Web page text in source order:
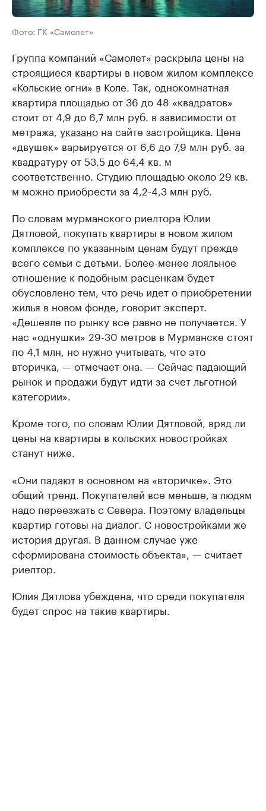
Фото: ГК «Самолет»
Группа компаний «Самолет» раскрыла цены на
строящиеся квартиры в новом жилом комплексе
«Кольские огни» в Коле. Так, однокомнатная
квартира площадью от 36 до 48 «квадратов»
стоит от 4,9 до 6,7 млн руб. в зависимости от
метража, указано на сайте застройщика. Цена
«двушек» варьируется от 6,6 до 7,9 млн руб. за
квадратуру от 53,5 до 64,4 кв. м
соответственно. Студию площадью около 29 кв.
м можно приобрести за 4,2-4,3 млн руб.
По словам мурманского риелтора Юлии
Дятловой, покупать квартиры в новом жилом
комплексе по указанным ценам будут прежде
всего семьи с детьми. Более-менее лояльное
отношение к подобным расценкам будет
обусловлено тем, что речь идет о приобретении
жилья в новом фонде, говорит эксперт.
«Дешевле по рынку все равно не получается. У
нас «однушки» 29-30 метров в Мурманске стоят
по 4,1 млн, но нужно учитывать, что это
вторичка, — отмечает она. — Сейчас падающий
рынок и продажи будут идти за счет льготной
категории».
Кроме того, по словам Юлии Дятловой, вряд ли
цены на квартиры в кольских новостройках
станут ниже.
«Они падают в основном на «вторичке». Это
общий тренд. Покупателей все меньше, а людям
надо переезжать с Севера. Поэтому владельцы
квартир готовы на диалог. С новостройками же
история другая. В данном случае уже
сформирована стоимость объекта», — считает
риелтор.
Юлия Дятлова убеждена, что среди покупателя
будет спрос на такие квартиры.